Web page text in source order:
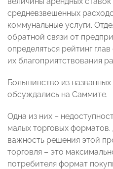
средневзвешенных
коммунальные услуги.
обратной связи от
определяться рейтинг
их благоприятствования
Большинство из
обсуждались на Саммите.
Одна из них –
малых торговых форматов.
важность решения этой
торговля – это
потребителя формат